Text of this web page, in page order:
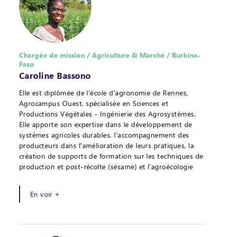
Chargée de mission / Agriculture & Marché / Burkina-
Faso
Caroline Bassono
Elle est diplômée de l'école d'agronomie de Rennes,
Agrocampus Ouest, spécialisée en Sciences et
Productions Végétales - Ingénierie des Agrosystèmes.
Elle apporte son expertise dans le développement de
systèmes agricoles durables, l'accompagnement des
producteurs dans l'amélioration de leurs pratiques, la
création de supports de formation sur les techniques de
production et post-récolte (sésame) et l'agroécologie
En voir +